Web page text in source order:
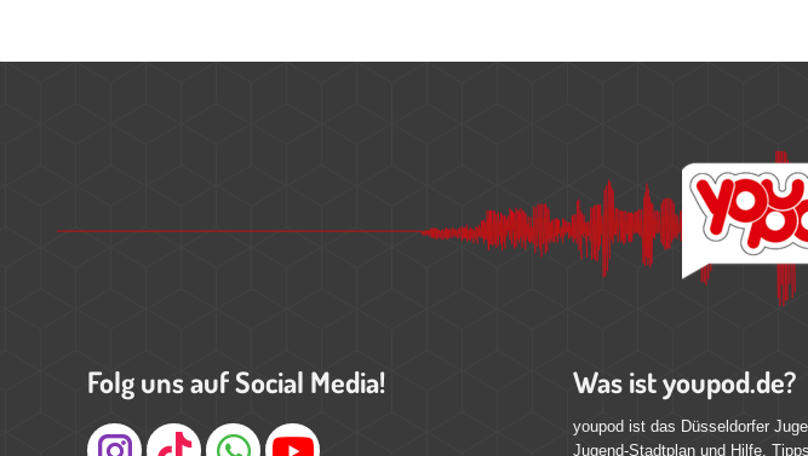
Folg uns auf Social Media! Was ist youpod.de?
youpod ist das Düsseldorfer
Jugend-Stadtplan und Hilfe,